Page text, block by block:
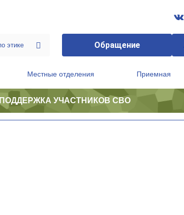
Обращение
Местные отделения Приемная
ПОДДЕРЖКА УЧАСТНИКОВ СВО